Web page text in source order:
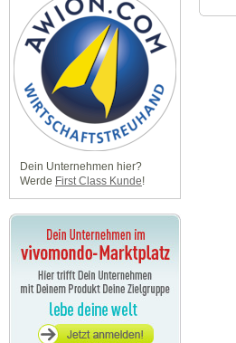
Dein Unternehmen hier?
Werde First Class Kunde!